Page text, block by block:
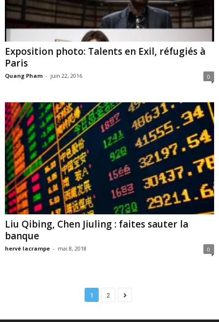
Exposition photo: Talents en Exil, réfugiés à
Paris
Quang Pham - juin 22, 2016 0
Liu Qibing, Chen Jiuling : faites sauter la
banque
hervé lacrampe - mai 8, 2018 0
1 2